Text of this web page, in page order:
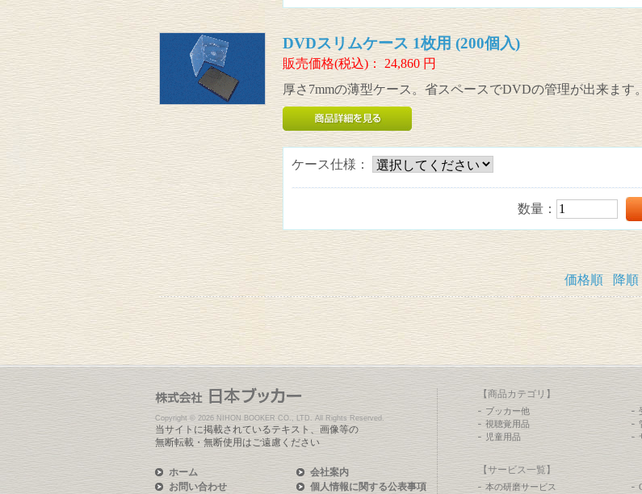
DVDスリムケース 1枚用 (200個入)
販売価格(税込)： 24,860円
厚さ7mmの薄型ケース。省スペースでDVDの管理が出来ます。
ケース仕様：
数量：
価格順 降順
Copyright © 2026 NIHON BOOKER CO., LTD. All Rights Reserved.
当サイトに掲載されているテキスト、画像等の
無断転載・無断使用はご遠慮ください
ホーム
お問い合わせ
会社案内
個人情報に関する公表事項
【商品カテゴリ】
ブッカー他
視聴覚用品
児童用品
【サービス一覧】
本の研磨サービス